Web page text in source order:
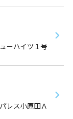
ーハイツ１号
レス小原田Ａ